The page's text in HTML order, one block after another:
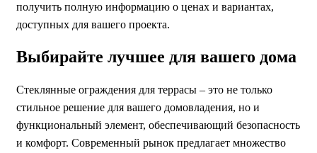
получить полную информацию о ценах и вариантах,
доступных для вашего проекта.
Выбирайте лучшее для вашего дома
Стеклянные ограждения для террасы – это не только
стильное решение для вашего домовладения, но и
функциональный элемент, обеспечивающий безопасность
и комфорт. Современный рынок предлагает множество